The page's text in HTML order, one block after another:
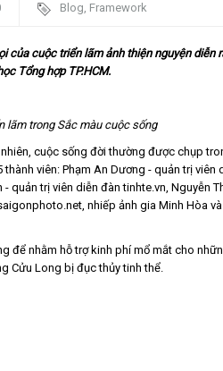
Blog, Framework
của cuộc triển lãm ảnh thiện nguyện diễn
Tổng hợp TP.HCM.
lãm trong Sắc màu cuộc sống
cuộc sống đời thường được chụp
viên: Phạm An Dương - quản trị viên
quản trị viên diễn đàn tinhte.vn, Nguyễn
nhiếp ảnh gia Minh Hòa
để nhằm hỗ trợ kinh phí mổ mắt cho
Cửu Long bị đục thủy tinh thể.